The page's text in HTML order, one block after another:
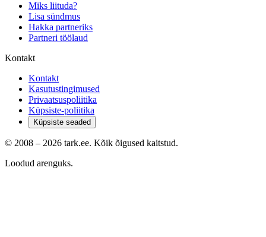
Miks liituda?
Lisa sündmus
Hakka partneriks
Partneri töölaud
Kontakt
Kontakt
Kasutustingimused
Privaatsuspoliitika
Küpsiste-poliitika
Küpsiste seaded
© 2008 – 2026 tark.ee. Kõik õigused kaitstud.
Loodud arenguks.